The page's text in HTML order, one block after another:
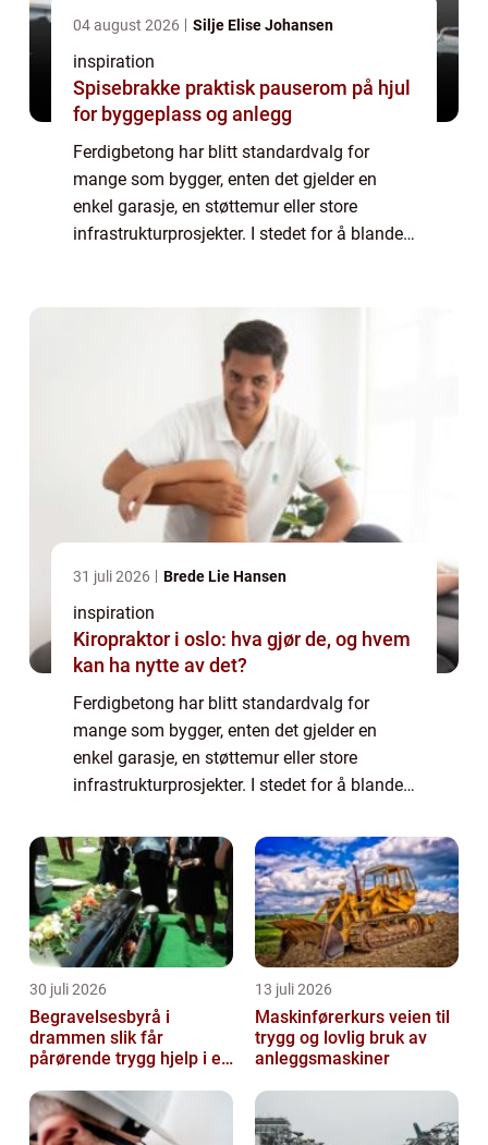
04 august 2026 Silje Elise Johansen
inspiration
Spisebrakke praktisk pauserom på hjul
for byggeplass og anlegg
Ferdigbetong har blitt standardvalg for
mange som bygger, enten det gjelder en
enkel garasje, en støttemur eller store
infrastrukturprosjekter. I stedet for å blande
31 juli 2026 Brede Lie Hansen
inspiration
Kiropraktor i oslo: hva gjør de, og hvem
kan ha nytte av det?
Ferdigbetong har blitt standardvalg for
mange som bygger, enten det gjelder en
enkel garasje, en støttemur eller store
infrastrukturprosjekter. I stedet for å blande
ferdig blandet løsning levert direkte med bi...
30 juli 2026
Begravelsesbyrå i
drammen slik får
pårørende trygg hjelp i en
13 juli 2026
Maskinførerkurs veien til
trygg og lovlig bruk av
anleggsmaskiner